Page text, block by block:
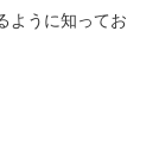
ように知ってお